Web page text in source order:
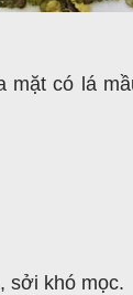
mặt có lá
sởi khó mọc.